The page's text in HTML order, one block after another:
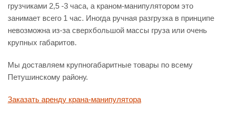
грузчиками 2,5 -3 часа, а краном-манипулятором это
занимает всего 1 час. Иногда ручная разгрузка в принципе
невозможна из-за сверхбольшой массы груза или очень
крупных габаритов.
Мы доставляем крупногабаритные товары по всему
Петушинскому району.
Заказать аренду крана-манипулятора